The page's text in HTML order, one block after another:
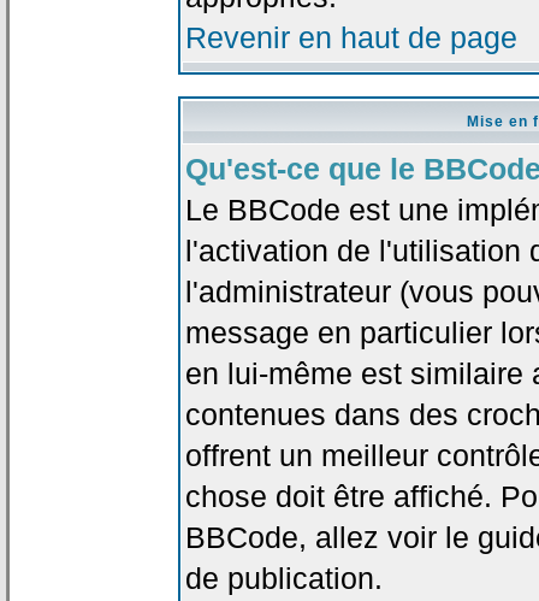
Revenir en haut de page
Mise en
Qu'est-ce que le
Le BBCode est une
l'activation de l'utilisation
l'administrateur (vous
message en particulier
en lui-même est similaire
contenues dans des
offrent un meilleur
chose doit être affiché.
BBCode, allez voir le
de publication.